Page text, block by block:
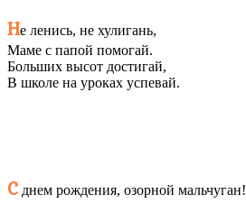
Не ленись, не хулигань,
Маме с папой помогай.
Больших высот достигай,
В школе на уроках успевай.
С днем рождения, озорной мальчуган!